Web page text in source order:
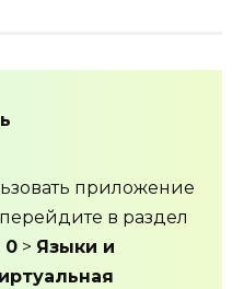
приложение
в раздел
0 > Языки и